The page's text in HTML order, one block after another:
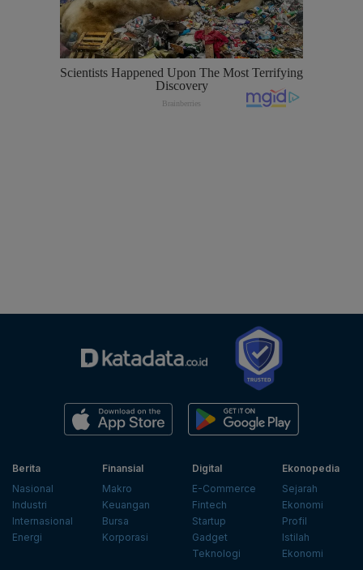
Berita
Nasional
Industri
Internasional
Energi
Finansial
Makro
Keuangan
Bursa
Korporasi
Digital
E-Commerce
Fintech
Startup
Gadget
Teknologi
Ekonopedia
Sejarah
Ekonomi
Profil
Istilah
Ekonomi